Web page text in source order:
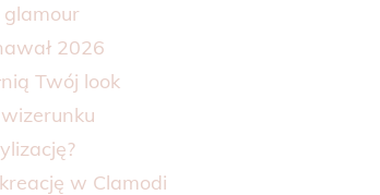
2026
Twój look
w Clamodi